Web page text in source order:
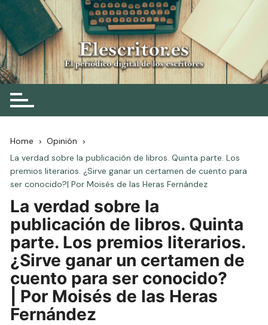
Skip
to
content
Elescritor.es
El periódico digital de los escritores
Home
Opinión
La verdad sobre la publicación de libros. Quinta parte. Los
premios literarios. ¿Sirve ganar un certamen de cuento para
ser conocido?| Por Moisés de las Heras Fernández
La verdad sobre la
publicación de libros. Quinta
parte. Los premios literarios.
¿Sirve ganar un certamen de
cuento para ser conocido?
| Por Moisés de las Heras
Fernández